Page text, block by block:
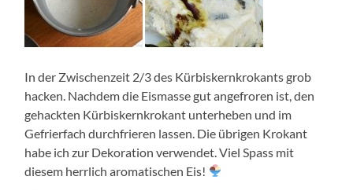
In der Zwischenzeit 2/3 des Kürbiskernkrokants grob
hacken. Nachdem die Eismasse gut angefroren ist, den
gehackten Kürbiskernkrokant unterheben und im
Gefrierfach durchfrieren lassen. Die übrigen Krokant
habe ich zur Dekoration verwendet. Viel Spass mit
diesem herrlich aromatischen Eis!